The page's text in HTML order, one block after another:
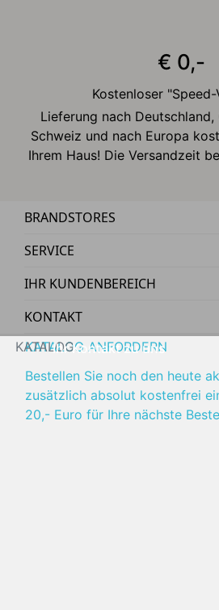
€ 0,-
Kostenloser
Lieferung nach
Schweiz und nach Europa
Ihrem Haus! Die Versandzeit
BRANDSTORES
SERVICE
IHR KUNDENBEREICH
KONTAKT
KATALOG
KATALOG ANFORDERN
Bestellen Sie noch den heute
zusätzlich absolut kostenfrei
20,- Euro für Ihre nächste
Ihr Kontakt zu uns